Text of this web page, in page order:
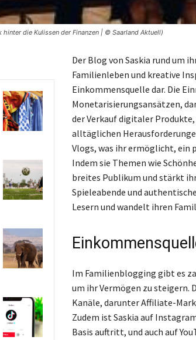
hinter die Kulissen der Finanzen | © Saarland Aktuell)
Der Blog von Saskia rund um
Familienleben und kreative
Einkommensquelle dar. Die
Monetarisierungsansätzen,
der Verkauf digitaler
alltäglichen
Vlogs, was ihr ermöglicht, ein
Indem sie Themen wie
breites Publikum und stärkt
Spieleabende und
Lesern und wandelt ihren
Im Familienblogging gibt es
um ihr Vermögen zu steigern.
Kanäle, darunter Affiliate-
Zudem ist Saskia auf
Basis auftritt, und auch auf